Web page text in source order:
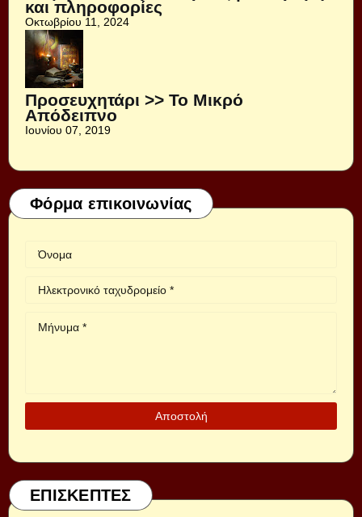
και πληροφορίες
Οκτωβρίου 11, 2024
Προσευχητάρι >> Το Μικρό
Απόδειπνο
Ιουνίου 07, 2019
Φόρμα επικοινωνίας
ΕΠΙΣΚΕΠΤΕΣ